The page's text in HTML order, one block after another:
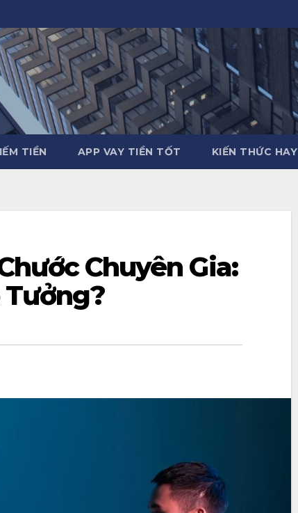
TIỀN APP VAY TIỀN TỐT KIẾN THỨC HAY
Chuyên Gia:
Tưởng?